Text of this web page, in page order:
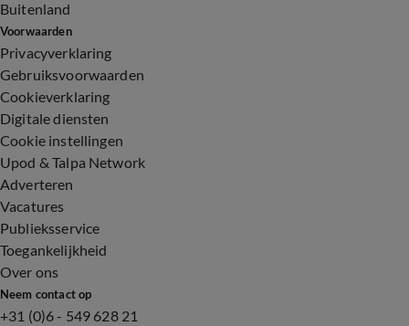
Buitenland
Voorwaarden
Privacyverklaring
Gebruiksvoorwaarden
Cookieverklaring
Digitale diensten
Cookie instellingen
Upod & Talpa Network
Adverteren
Vacatures
Publieksservice
Toegankelijkheid
Over ons
Neem contact op
+31 (0)6 - 549 628 21